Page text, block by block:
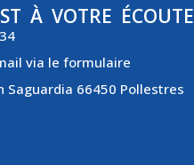
À VOTRE ÉCOUTE
via le formulaire
Saguardia 66450 Pollestres